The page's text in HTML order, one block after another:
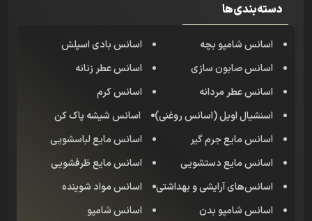
دسته‌بندی‌ها
اسانس شامپو بچه
اسانس بادی اسپلش
اسانس صابون سازی
اسانس عطر زنانه
اسانس عطر مردانه
اسانس کرم
اسنشیال اویل (اسانس روغنی)
اسانس شیشه پاک کن
اسانس مایع جرم گیر
اسانس مایع لباسشویی
اسانس مایع دستشویی
اسانس مایع ظرفشویی
اسانس‌های آرایشی و بهداشتی
اسانس مواد شوینده
اسانس شامپو بدن
اسانس شامپو